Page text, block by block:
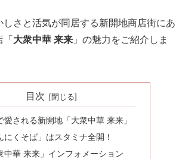
しさと活気が同居する新開地商店街にあ
大衆中華 来来 」の魅力をご紹介しま
目次
愛される新開地「大衆中華 来来」
にくそば」はスタミナ全開！
中華 来来」インフォメーション